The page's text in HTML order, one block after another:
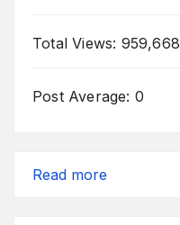
Total Views: 959,668
Post Average: 0
Read more